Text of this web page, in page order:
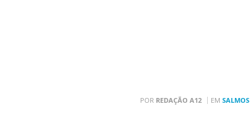
POR REDAÇÃO A12 EM SALMOS